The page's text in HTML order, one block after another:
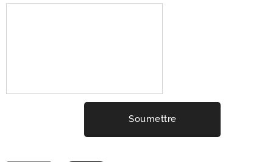
Soumettre